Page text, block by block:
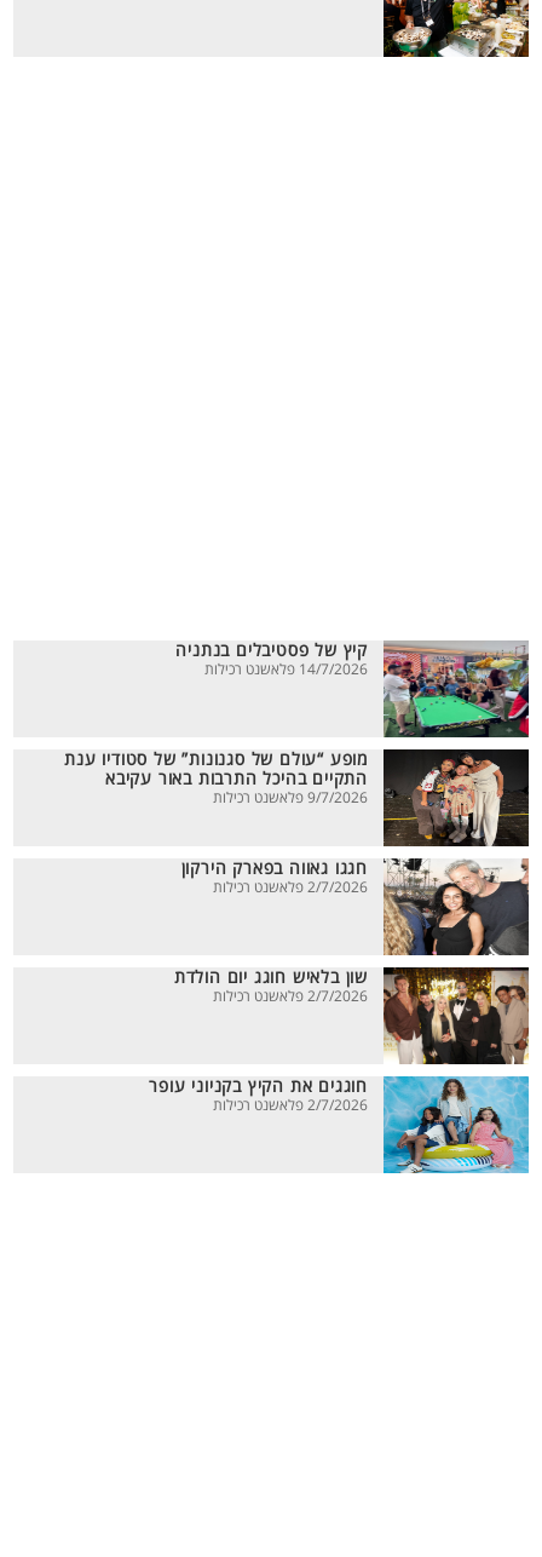
קיץ של פסטיבלים בנתניה
14/7/2026 פלאשנט רכילות
מופע “עולם של סגנונות” של סטודיו ענת
התקיים בהיכל התרבות באור עקיבא
9/7/2026 פלאשנט רכילות
חגגו גאווה בפארק הירקון
2/7/2026 פלאשנט רכילות
שון בלאיש חוגג יום הולדת
2/7/2026 פלאשנט רכילות
חוגגים את הקיץ בקניוני עופר
2/7/2026 פלאשנט רכילות